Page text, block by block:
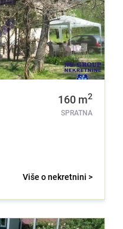
160 m2
SPRATNA
Više o nekretnini >